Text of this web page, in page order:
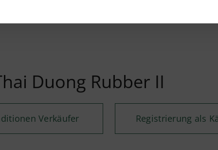
Duong Rubber II
Verkäufer Registrierung als